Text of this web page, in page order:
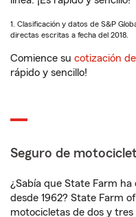
1. Clasificación y datos de S&P
directas escritas a fecha del 2018.
Comience su cotización
rápido y sencillo!
Seguro de
¿Sabía que State Farm
desde 1962? State Farm
motocicletas de dos y